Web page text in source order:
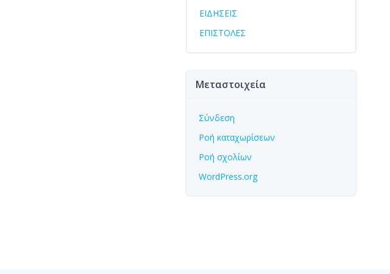
ΕΙΔΗΣΕΙΣ
ΕΠΙΣΤΟΛΕΣ
Μεταστοιχεία
Σύνδεση
Ροή καταχωρίσεων
Ροή σχολίων
WordPress.org